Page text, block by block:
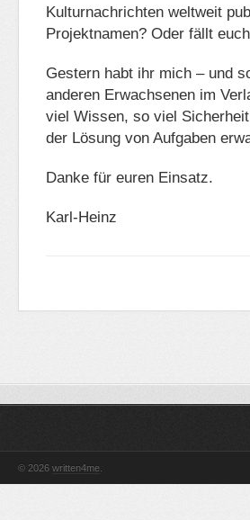
Kulturnachrichten weltweit
Projektnamen? Oder fällt
Gestern habt ihr mich – und
anderen Erwachsenen im
viel Wissen, so viel
der Lösung von Aufgaben
Danke für euren Einsatz.
Karl-Heinz
© 2026 written4me